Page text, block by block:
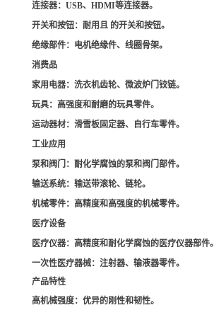
连接器：USB、HDMI等连接器。
开关和按钮：耐用且 的开关和按钮。
绝缘部件：电机绝缘件、线圈骨架。
消费品
家用电器：洗衣机齿轮、微波炉门铰链。
玩具：高强度和耐磨的玩具零件。
运动器材：滑雪板固定器、自行车零件。
工业应用
泵和阀门 ：耐化学腐蚀的泵和阀门部件。
输送系统：输送带滚轮、链轮。
机械零件：高精度和高强度的机械零件。
医疗设备
医疗仪器：高精度和耐化学腐蚀的医疗仪器部件。
一次性医疗器械：注射器、输液器零件。
产品特性
高机械强度：优异的刚性和韧性。